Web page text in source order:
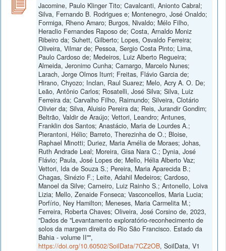
Jacomine, Paulo Klinger Tito; Cavalcanti, Anionto Cabral;
Silva, Fernando B. Rodrigues e; Montenegro, José Onaldo;
Formiga, Rheno Amaro; Burgos, Nivaldo; Mélo Filho,
Heraclio Fernandes Raposo de; Costa, Arnaldo Moniz
Ribeiro da; Suhett, Gilberto; Lopes, Osvaldo Ferreira;
Oliveira, Vilmar de; Pessoa, Sergio Costa Pinto; Lima,
Paulo Cardoso de; Medeiros, Luiz Alberto Regueira;
Almeida, Jeronimo Cunha; Camargo, Marcelo Nunes;
Larach, Jorge Olmos Iturri; Freitas, Flávio Garcia de;
Hirano, Chyozo; Inclan, Raul Suarez; Melo, Acry A. O. De;
Leão, Antônio Carlos; Rosatelli, José Silva; Silva, Luiz
Ferreira da; Carvalho Filho, Raimundo; Silveira, Clotário
Olivier da; Silva, Aluisio Pereira da; Reis, Jurandir Gondim;
Beltrão, Valdir de Araújo; Vettori, Leandro; Antunes,
Franklin dos Santos; Anastácio, Maria de Lourdes A.;
Pierantoni, Hélio; Barreto, Therezinha de O.; Bloise,
Raphael Minotti; Duriez, Maria Amélia de Moraes; Johas,
Ruth Andrade Leal; Moreira, Gisa Nara C.; Dynia, José
Flávio; Paula, José Lopes de; Mello, Hélia Alberto Vaz;
Vettori, Ida de Souza S.; Pereira, Maria Aparecida B.;
Chagas, Sinézio F.; Leite, Adahil Medeiros; Cardoso,
Manoel da Silve; Carneiro, Luiz Rainho S.; Antonello, Loiva
Lizia; Mello, Zenaide Fonseca; Vasconcellos, Maria Lucia;
Porfírio, Ney Hamilton; Meneses, Maria Carmelita M.;
Ferreira, Roberta Chaves; Oliveira, José Corsino de, 2023,
"Dados de "Levantamento exploratório-reconhecimento de
solos da margem direita do Rio São Francisco. Estado da
Bahia - volume II"",
https://doi.org/10.60502/SoilData/7CZ2OB, SoilData, V1